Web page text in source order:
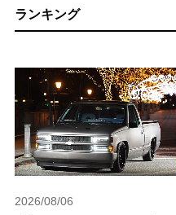
ランキング
2026/08/06